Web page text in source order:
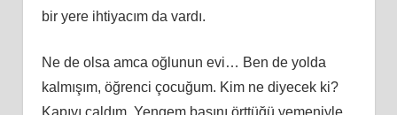
bir yere ihtiyacım da vardı.
Ne de olsa amca oğlunun evi… Ben de yolda
kalmışım, öğrenci çocuğum. Kim ne diyecek ki?
Kapıyı çaldım. Yengem başını örttüğü yemeniyle